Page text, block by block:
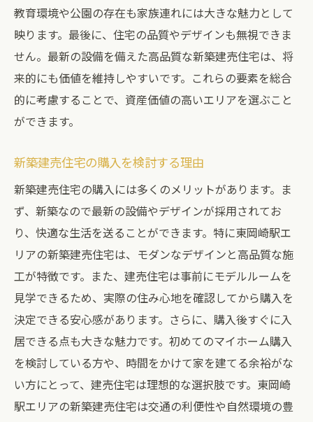
教育環境や公園の存在も家族連れには大きな魅力として
映ります。最後に、住宅の品質やデザインも無視できま
せん。最新の設備を備えた高品質な新築建売住宅は、将
来的にも価値を維持しやすいです。これらの要素を総合
的に考慮することで、資産価値の高いエリアを選ぶこと
ができます。
新築建売住宅の購入を検討する理由
新築建売住宅の購入には多くのメリットがあります。ま
ず、新築なので最新の設備やデザインが採用されてお
り、快適な生活を送ることができます。特に東岡崎駅エ
リアの新築建売住宅は、モダンなデザインと高品質な施
工が特徴です。また、建売住宅は事前にモデルルームを
見学できるため、実際の住み心地を確認してから購入を
決定できる安心感があります。さらに、購入後すぐに入
居できる点も大きな魅力です。初めてのマイホーム購入
を検討している方や、時間をかけて家を建てる余裕がな
い方にとって、建売住宅は理想的な選択肢です。東岡崎
駅エリアの新築建売住宅は交通の利便性や自然環境の豊